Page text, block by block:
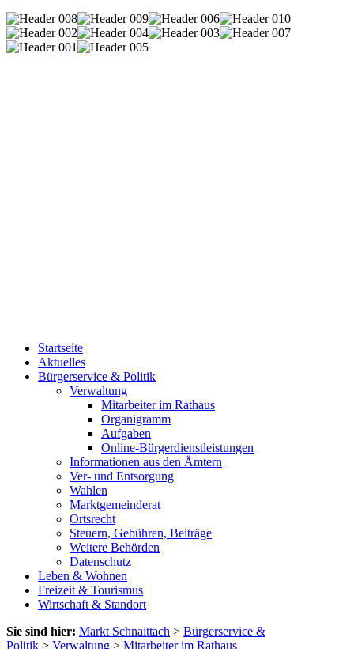
Startseite
Aktuelles
Bürgerservice & Politik
Verwaltung
Mitarbeiter im Rathaus
Organigramm
Aufgaben
Online-Bürgerdienstleistungen
Informationen aus den Ämtern
Ver- und Entsorgung
Wahlen
Marktgemeinderat
Ortsrecht
Steuern, Gebühren, Beiträge
Weitere Behörden
Datenschutz
Leben & Wohnen
Freizeit & Tourismus
Wirtschaft & Standort
Sie sind hier: Markt Schnaittach > Bürgerservice &
Politik > Verwaltung > Mitarbeiter im Rathaus